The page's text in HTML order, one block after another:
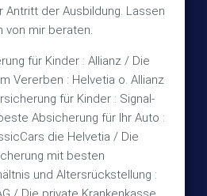
der Ausbildung. Lassen
von mir beraten.
für Kinder : Allianz / Die
Vererben : Helvetia o. Allianz
für Kinder : Signal-
Absicherung für Ihr Auto :
die Helvetia / Die
mit besten
und Altersrückstellung :
10:15 – 12:00 Uhr
Vereinbarung